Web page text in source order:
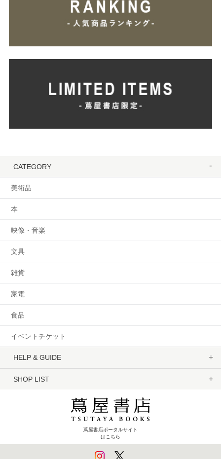
CATEGORY
美術品
本
映像・音楽
文具
雑貨
家電
食品
イベントチケット
HELP & GUIDE
SHOP LIST
蔦屋書店ポータルサイト
はこちら